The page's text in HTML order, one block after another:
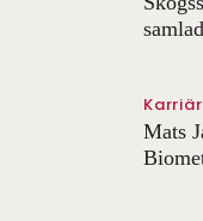
Karriär
Mats